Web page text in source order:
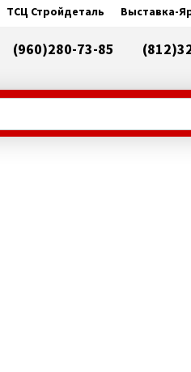
ТСЦ Стройдеталь Выставка-
(960)280-73-85